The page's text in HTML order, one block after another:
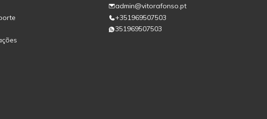
admin@vitorafonso.pt
+351969507503
351969507503